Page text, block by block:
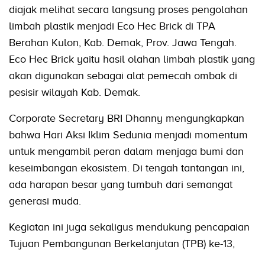
diajak melihat secara langsung proses pengolahan
limbah plastik menjadi Eco Hec Brick di TPA
Berahan Kulon, Kab. Demak, Prov. Jawa Tengah.
Eco Hec Brick yaitu hasil olahan limbah plastik yang
akan digunakan sebagai alat pemecah ombak di
pesisir wilayah Kab. Demak.
Corporate Secretary BRI Dhanny mengungkapkan
bahwa Hari Aksi Iklim Sedunia menjadi momentum
untuk mengambil peran dalam menjaga bumi dan
keseimbangan ekosistem. Di tengah tantangan ini,
ada harapan besar yang tumbuh dari semangat
generasi muda.
Kegiatan ini juga sekaligus mendukung pencapaian
Tujuan Pembangunan Berkelanjutan (TPB) ke-13,